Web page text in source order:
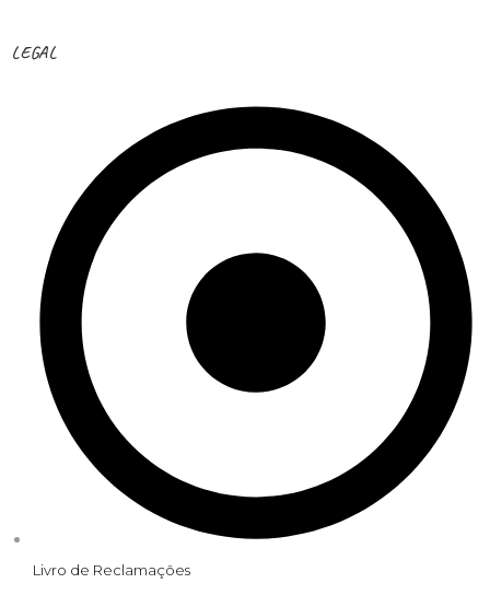
LEGAL
Livro de Reclamações